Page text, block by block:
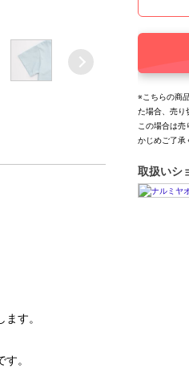
す。
。
※こちらの商
た場合、売り
この場合は
かじめご了承
取扱いシ